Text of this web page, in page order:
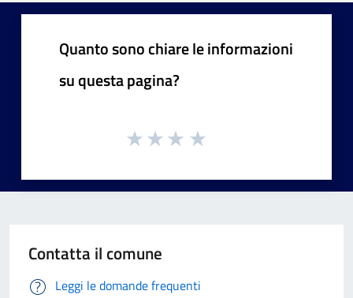
Quanto sono chiare le informazioni
su questa pagina?
Contatta il comune
Leggi le domande frequenti